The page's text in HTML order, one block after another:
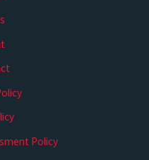
Policy